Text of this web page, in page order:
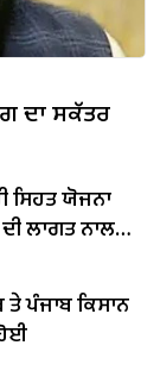
ਦਾ ਸਕੱਤਰ
ਸਿਹਤ ਯੋਜਨਾ
ਲਾਗਤ ਨਾਲ
ਪੰਜਾਬ ਕਿਸਾਨ